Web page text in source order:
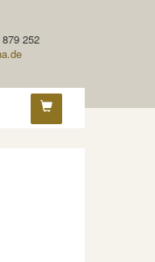
252